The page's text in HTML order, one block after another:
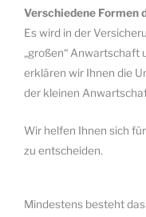
Verschiedene
Es wird in der
„großen“ Anwartschaft
erklären wir Ihnen die
der kleinen
Wir helfen Ihnen sich
zu entscheiden.
Mindestens besteht